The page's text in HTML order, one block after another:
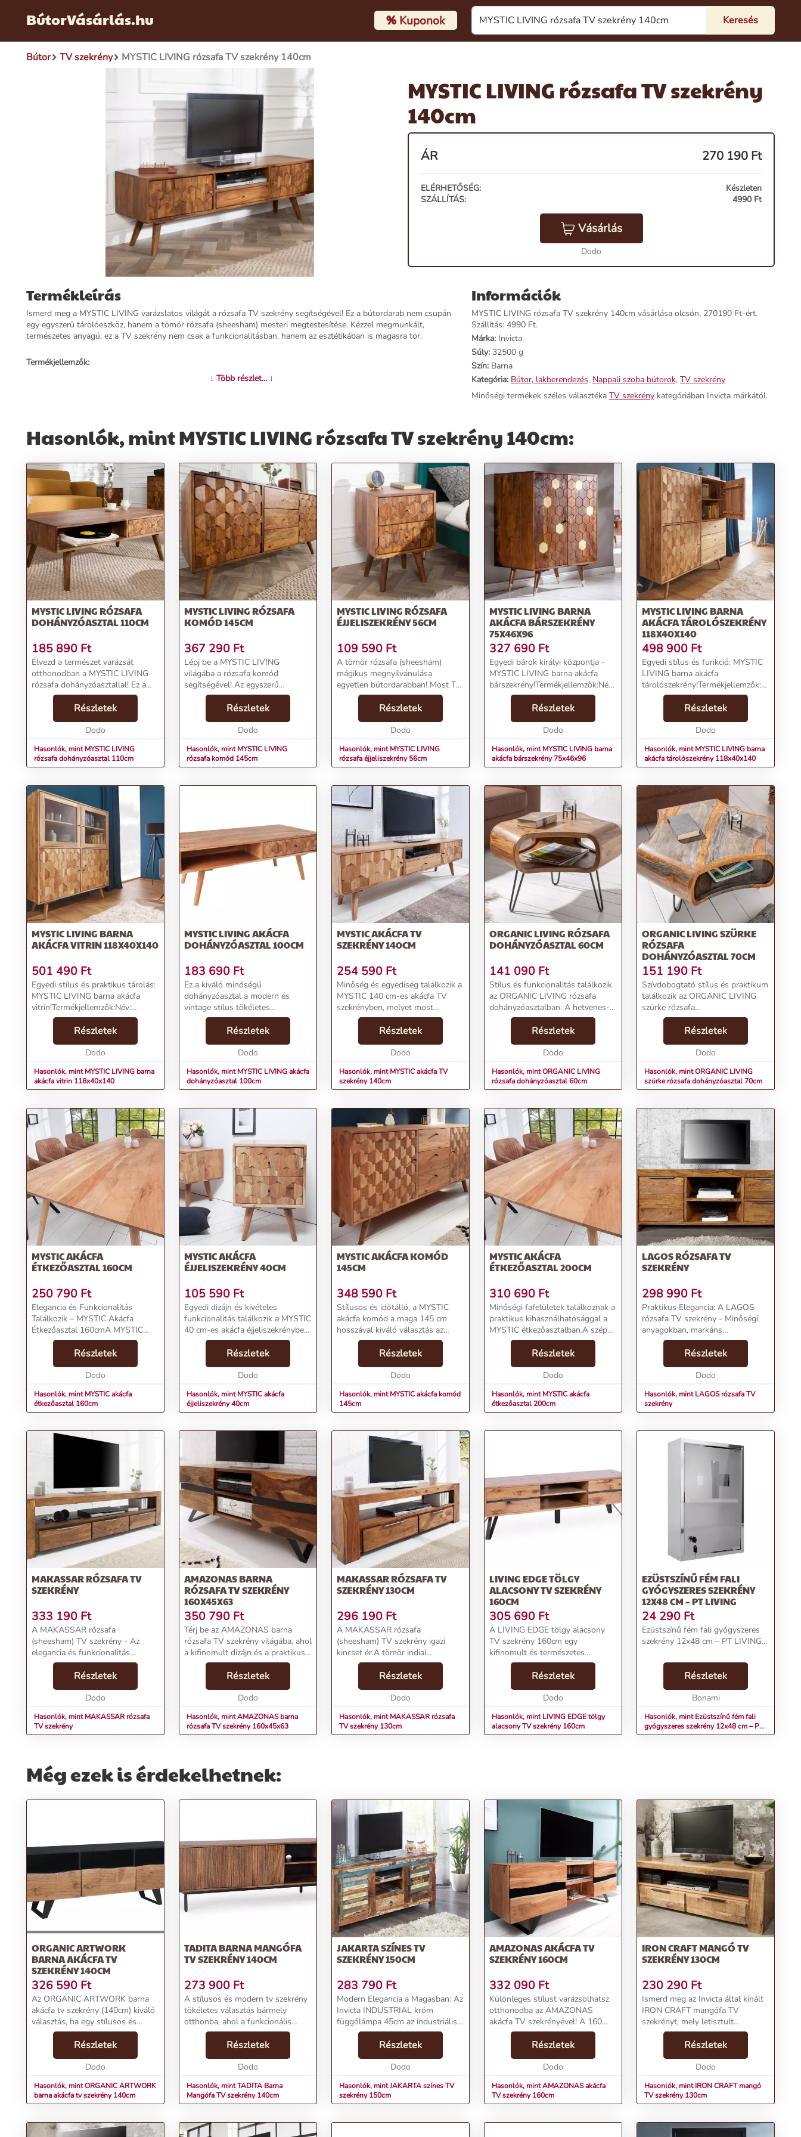
BútorVásárlás.hu %Kuponok
Bútor TV szekrény MYSTIC LIVING rózsafa TV szekrény 140cm
MYSTIC LIVING rózsafa TV szekrény
140cm
ÁR 270 190 Ft
ELÉRHETŐSÉG:
Készleten
SZÁLLÍTÁS:
4990 Ft
Vásárlás
Dodo
Termékleírás
Ismerd meg a MYSTIC LIVING varázslatos világát a rózsafa TV szekrény segítségével! Ez a bútordarab nem csupán
egy egyszerű tárolóeszköz, hanem a tömör rózsafa (sheesham) mesteri megtestesítése. Kézzel megmunkált,
természetes anyagú, ez a TV szekrény nem csak a funkcionalitásban, hanem az esztétikában is magasra tör.
Termékjellemzők:
Tömeg:32500 g
Szín:Barna
Előnyök:
Mágikus Rózsafa:A tömör rózsafa (sheesham) varázslatos megjelenésével rendkívüli élményt nyújt bármely
otthonban.
Kézműves Munka:Kézzel megmunkált, a természet szépségét kiemelő részletek gondoskodnak a kiváló minőségről.
Funkcionalitás:Egy fiók és három tárolórész biztosítja a praktikus tárolást és rendszerezést.
Letisztult Design:A precíz vonalak és tökéletes geometrikus forma letisztult és modern kialakítást kölcsönöz.
Rendeld meg most, és tedd egyedivé otthonodat a MYSTIC LIVING rózsafa TV szekrénnyel, amely a funkcionalitás
és design tökéletes harmóniáját nyújtja!
További információk>>
↓ Több részlet... ↓
Információk
MYSTIC LIVING rózsafa TV szekrény 140cm vásárlása olcsón, 270190 Ft-ért.
Szállítás: 4990 Ft.
Márka:Invicta
Súly:32500 g
Szín:Barna
Kategória: Bútor, lakberendezés, Nappali szoba bútorok, TV szekrény
Minőségi termékek széles választéka TV szekrénykategóriában Invicta márkától.
Hasonlók, mint MYSTIC LIVING rózsafa TV szekrény 140cm:
MYSTIC LIVING RÓZSAFA
DOHÁNYZÓASZTAL 110CM
185 890 Ft
Élvezd a természet varázsát
otthonodban a MYSTIC LIVING
rózsafa dohányzóasztallal! Ez a
tömör rózsafa (sheesham) csoda
nem csak egy bútordarab, hanem
egy mágikus élmény, amely
otthonodat egyedivé vará...
Részletek
Dodo
Hasonlók, mint MYSTIC LIVING
rózsafa dohányzóasztal 110cm
MYSTIC LIVING RÓZSAFA
KOMÓD 145CM
367 290 Ft
Lépj be a MYSTIC LIVING
világába a rózsafa komód
segítségével! Az egyszerű
vonalvezetés és a retro hangulat
tökéletes összhangját kínálja,
miközben az esztétikus
geometrikus formákkal emeli
Részletek
Dodo
Hasonlók, mint MYSTIC LIVING
rózsafa komód 145cm
MYSTIC LIVING RÓZSAFA
ÉJJELISZEKRÉNY 56CM
109 590 Ft
A tömör rózsafa (sheesham)
mágikus megnyilvánulása
egyetlen bútordarabban! Most Te
is beszerezheted a MYSTIC
LIVING rózsafa (sheesham)
éjjeliszekrényt. Hogy miért
ajánljuk?A kézzel megmunkált
Részletek
Dodo
Hasonlók, mint MYSTIC LIVING
rózsafa éjjeliszekrény 56cm
MYSTIC LIVING BARNA
AKÁCFA BÁRSZEKRÉNY
75X46X96
327 690 Ft
Egyedi bárok királyi központja -
MYSTIC LIVING barna akácfa
bárszekrény!Termékjellemzők:Név:
MYSTIC LIVING barna akácfa
bárszekrény 75x46x96Ár: 280900
FtMárka: InvictaKategória:
Bárasztal, bárszékTöme...
Részletek
Dodo
Hasonlók, mint MYSTIC LIVING barna
akácfa bárszekrény 75x46x96
MYSTIC LIVING BARNA
AKÁCFA TÁROLÓSZEKRÉNY
118X40X140
498 900 Ft
Egyedi stílus és funkció: MYSTIC
LIVING barna akácfa
tárolószekrény!Termékjellemzők:Név:
MYSTIC LIVING barna akácfa
tárolószekrény 118x40x140Ár:
469900 FtMárka: InvictaKategória:
Iratszekrény, irattár...
Részletek
Dodo
Hasonlók, mint MYSTIC LIVING barna
akácfa tárolószekrény 118x40x140
MYSTIC LIVING BARNA
AKÁCFA VITRIN 118X40X140
501 490 Ft
Egyedi stílus és praktikus tárolás:
MYSTIC LIVING barna akácfa
vitrin!Termékjellemzők:Név:
MYSTIC LIVING barna akácfa
vitrin 118x40x140Ár: 429900
FtMárka: InvictaKategória:
VitrinTömeg: 98000 gSzín: B...
Részletek
Dodo
Hasonlók, mint MYSTIC LIVING barna
akácfa vitrin 118x40x140
MYSTIC LIVING AKÁCFA
DOHÁNYZÓASZTAL 100CM
183 690 Ft
Ez a kiváló minőségű
dohányzóasztal a modern és
vintage stílus tökéletes
kombinációja, amely bármely
nappali központi elemeként
szolgálhat. Kézzel készített
természetes falapból készült,
Részletek
Dodo
Hasonlók, mint MYSTIC LIVING akácfa
dohányzóasztal 100cm
MYSTIC AKÁCFA TV
SZEKRÉNY 140CM
254 590 Ft
Minőség és egyediség találkozik a
MYSTIC 140 cm-es akácfa TV
szekrényben, melyet most
elérhetsz az Invicta webshop
kínálatában. A kézzel megmunkált,
természetes anyagokból készült
bútordarab nem csak ...
Részletek
Dodo
Hasonlók, mint MYSTIC akácfa TV
szekrény 140cm
ORGANIC LIVING RÓZSAFA
DOHÁNYZÓASZTAL 60CM
141 090 Ft
Stílus és funkcionalitás találkozik
az ORGANIC LIVING rózsafa
dohányzóasztalban. A hetvenes-
nyolcvanas évek űrkutatási
lendületéből ihletet merítve
tervezett asztal egyedi
formavilágával és praktikus ...
Részletek
Dodo
Hasonlók, mint ORGANIC LIVING
rózsafa dohányzóasztal 60cm
ORGANIC LIVING SZÜRKE
RÓZSAFA
DOHÁNYZÓASZTAL 70CM
151 190 Ft
Szívdobogtató stílus és praktikum
találkozik az ORGANIC LIVING
szürke rózsafa
dohányzóasztalban. A hetvenes-
nyolcvanas évek űrkutatási
lendületéből ihletet merítő, repülő
csészealj formájú asztal egye...
Részletek
Dodo
Hasonlók, mint ORGANIC LIVING
szürke rózsafa dohányzóasztal 70cm
MYSTIC AKÁCFA
ÉTKEZŐASZTAL 160CM
250 790 Ft
Elegancia és Funkcionalitás
Találkozik – MYSTIC Akácfa
Étkezőasztal 160cmA MYSTIC
étkezőasztal a minőségi
fafelületek és praktikus design
tökéletes harmóniáját nyújtja. Az
antik akácfa csodálatosan me...
Részletek
Dodo
Hasonlók, mint MYSTIC akácfa
étkezőasztal 160cm
MYSTIC AKÁCFA
ÉJJELISZEKRÉNY 40CM
105 590 Ft
Egyedi dizájn és kivételes
funkcionalitás találkozik a MYSTIC
40 cm-es akácfa éjjeliszekrényben,
amelyet most megtalálsz az
Invicta webshop kínálatában. A
tömörfa és akácfa harmonikus
elegyéből szület...
Részletek
Dodo
Hasonlók, mint MYSTIC akácfa
éjjeliszekrény 40cm
MYSTIC AKÁCFA KOMÓD
145CM
348 590 Ft
Stílusos és időtálló, a MYSTIC
akácfa komód a maga 145 cm
hosszával kiváló választás az
otthonodba.Termékjellemzők:Név:
MYSTIC akácfa komód 145cmÁr:
298900 FtMárka: InvictaKategória:
KomódTömeg: 70000...
Részletek
Dodo
Hasonlók, mint MYSTIC akácfa komód
145cm
MYSTIC AKÁCFA
ÉTKEZŐASZTAL 200CM
310 690 Ft
Minőségi fafelületek találkoznak a
praktikus kihasználhatósággal a
MYSTIC étkezőasztalban.A szépen
megmunkált antik akácfa teszi
igazán egyedivé és
ellenállhatatlanná ezt az asztalt.
Kecses és vékony,...
Részletek
Dodo
Hasonlók, mint MYSTIC akácfa
étkezőasztal 200cm
LAGOS RÓZSAFA TV
SZEKRÉNY
298 990 Ft
Praktikus Elegancia: A LAGOS
rózsafa TV szekrény - Minőségi
anyagokban, markáns
dizájnnal.Termékjellemzők:Név:
LAGOS rózsafa TV szekrényÁr:
256190 FtMárka: InvictaKategória:
TV szekrényTömeg: 47000 gS...
Részletek
Dodo
Hasonlók, mint LAGOS rózsafa TV
szekrény
MAKASSAR RÓZSAFA TV
SZEKRÉNY
333 190 Ft
A MAKASSAR rózsafa
(sheesham) TV szekrény - Az
elegancia és funkcionalitás
tökéletes találkozása! A tömör
indiai rózsafából készült TV
szekrény középbarna színű
pácolással rendelkezik, így minden
Részletek
Dodo
Hasonlók, mint MAKASSAR rózsafa
TV szekrény
AMAZONAS BARNA
RÓZSAFA TV SZEKRÉNY
160X45X63
350 790 Ft
Térj be az AMAZONAS barna
rózsafa TV szekrény világába, ahol
a kifinomult dizájn és a praktikus
tárolási lehetőségek találkoznak.
Az egyedi mintázatú bútor
nemcsak nappalid középpontjává
Részletek
Dodo
Hasonlók, mint AMAZONAS barna
rózsafa TV szekrény 160x45x63
MAKASSAR RÓZSAFA TV
SZEKRÉNY 130CM
296 190 Ft
A MAKASSAR rózsafa
(sheesham) TV szekrény igazi
kincset ér.A tömör indiai
rózsafából álló TV szekrény
középbarna színű pácolással
készült, így megőrizte a fa
naturális szépségét, ezért nincs
Részletek
Dodo
Hasonlók, mint MAKASSAR rózsafa
TV szekrény 130cm
LIVING EDGE TÖLGY
ALACSONY TV SZEKRÉNY
160CM
305 690 Ft
A LIVING EDGE tölgy alacsony
TV szekrény 160cm egy
kifinomult és természetes
megjelenésű bútordarab, mely a
minimalizmus és az indusztriális
stílus egyedi kombinációját kínálja.
A repedéseket az olajo...
Részletek
Dodo
Hasonlók, mint LIVING EDGE tölgy
alacsony TV szekrény 160cm
EZÜSTSZÍNŰ FÉM FALI
GYÓGYSZERES SZEKRÉNY
12X48 CM – PT LIVING
24 290 Ft
Ezüstszínű fém fali gyógyszeres
szekrény 12x48 cm – PT LIVING...
Részletek
Bonami
Hasonlók, mint Ezüstszínű fém fali
gyógyszeres szekrény 12x48 cm – PT
LIVING
Még ezek is érdekelhetnek:
ORGANIC ARTWORK
BARNA AKÁCFA TV
SZEKRÉNY 140CM
326 590 Ft
Az ORGANIC ARTWORK barna
akácfa tv szekrény (140cm) kiváló
választás, ha egy stílusos és
praktikus TV szekrényt keresel.A
tv szekrény korpusza és frontjai
MDF és akácfa anyagból
készültek, míg a váz p...
Részletek
Dodo
Hasonlók, mint ORGANIC ARTWORK
barna akácfa tv szekrény 140cm
TADITA BARNA MANGÓFA
TV SZEKRÉNY 140CM
273 900 Ft
A stílusos és modern tv szekrény
tökéletes választás bármely
otthonba, ahol a funkcionális
tárolás és az esztétika találkozik.
A bútor magas minőségű
faanyagból készült, amely
tartósságot és eleganciá...
Részletek
Dodo
Hasonlók, mint TADITA Barna
Mangófa TV szekrény 140cm
JAKARTA SZÍNES TV
SZEKRÉNY 150CM
283 790 Ft
Modern Elegancia a Magasban: Az
Invicta INDUSTRIAL króm
függőlámpa 45cm az industriális
design és a funkcionalitás
tökéletes ötvözetét kínálja,
feldobja otthonod vagy irodád
stílusát.Termékjellemzők:N...
Részletek
Dodo
Hasonlók, mint JAKARTA színes TV
szekrény 150cm
AMAZONAS AKÁCFA TV
SZEKRÉNY 160CM
332 090 Ft
Különleges stílust varázsolhatsz
otthonodba az AMAZONAS
akácfa TV szekrényével! A 160
cm-es natúr szépség nem csak a
tévézés élményét emeli, de
egyben kifinomult design
elemként is kiemeli az enteriőr...
Részletek
Dodo
Hasonlók, mint AMAZONAS akácfa
TV szekrény 160cm
IRON CRAFT MANGÓ TV
SZEKRÉNY 130CM
230 290 Ft
Ismerd meg az Invicta által kínált
IRON CRAFT mangófa TV
szekrényt, mely letisztult
formavilágával és natúr színeivel
egyaránt lenyűgözővé teszi
otthonodat. Az impozáns, 130 cm
hosszú TV szekrény a ha...
Részletek
Dodo
Hasonlók, mint IRON CRAFT mangó
TV szekrény 130cm